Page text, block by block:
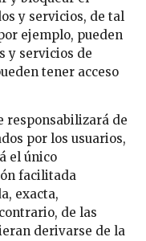
y servicios, de tal
ejemplo, pueden
y servicios de
tener acceso
responsabilizará de
por los usuarios,
el único
facilitada
exacta,
de las
derivarse de la